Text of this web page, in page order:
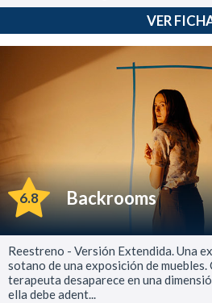
VER
6.8 Backrooms
Reestreno - Versión Extendida. Una
sotano de una exposición de muebles.
terapeuta desaparece en una
ella debe adent...